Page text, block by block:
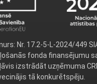
Nr. 17.2-5-L-2024/449
fonda finansējumu
izstrādāt uzņēmuma
tā konkurētspēju.